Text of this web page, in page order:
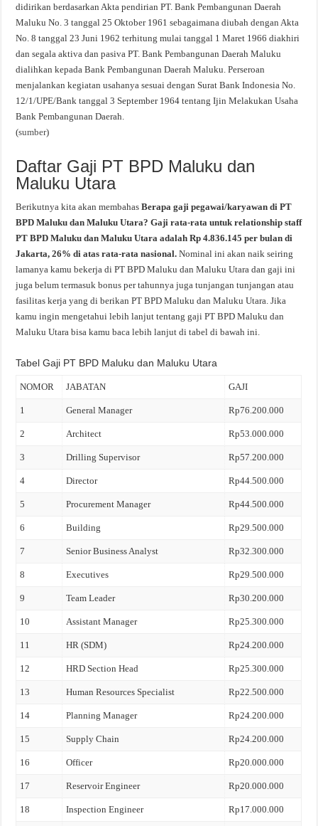
didirikan berdasarkan Akta pendirian PT. Bank Pembangunan Daerah
Maluku No. 3 tanggal 25 Oktober 1961 sebagaimana diubah dengan Akta
No. 8 tanggal 23 Juni 1962 terhitung mulai tanggal 1 Maret 1966 diakhiri
dan segala aktiva dan pasiva PT. Bank Pembangunan Daerah Maluku
dialihkan kepada Bank Pembangunan Daerah Maluku. Perseroan
menjalankan kegiatan usahanya sesuai dengan Surat Bank Indonesia No.
12/1/UPE/Bank tanggal 3 September 1964 tentang Ijin Melakukan Usaha
Bank Pembangunan Daerah.
(sumber)
Daftar Gaji PT BPD Maluku dan
Maluku Utara
Berikutnya kita akan membahasBerapa gaji pegawai/karyawan di PT
BPD Maluku dan Maluku Utara? Gaji rata-rata untuk relationship staff
PT BPD Maluku dan Maluku Utara adalah Rp 4.836.145 per bulan di
Jakarta, 26% di atas rata-rata nasional.Nominal ini akan naik seiring
lamanya kamu bekerja di PT BPD Maluku dan Maluku Utara dan gaji ini
juga belum termasuk bonus per tahunnya juga tunjangan tunjangan atau
fasilitas kerja yang di berikan PT BPD Maluku dan Maluku Utara. Jika
kamu ingin mengetahui lebih lanjut tentang gaji PT BPD Maluku dan
Maluku Utara bisa kamu baca lebih lanjut di tabel di bawah ini.
Tabel Gaji PT BPD Maluku dan Maluku Utara
NOMOR JABATAN GAJI
1 General Manager Rp76.200.000
2 Architect Rp53.000.000
3 Drilling Supervisor Rp57.200.000
4 Director Rp44.500.000
5 Procurement Manager Rp44.500.000
6 Building Rp29.500.000
7 Senior Business Analyst Rp32.300.000
8 Executives Rp29.500.000
9 Team Leader Rp30.200.000
10 Assistant Manager Rp25.300.000
11 HR (SDM) Rp24.200.000
12 HRD Section Head Rp25.300.000
13 Human Resources Specialist Rp22.500.000
14 Planning Manager Rp24.200.000
15 Supply Chain Rp24.200.000
16 Officer Rp20.000.000
17 Reservoir Engineer Rp20.000.000
18 Inspection Engineer Rp17.000.000